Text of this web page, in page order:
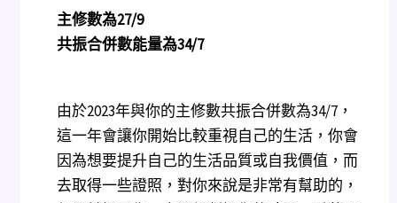
主修數為27/9
共振合併數能量為34/7
由於2023年與你的主修數共振合併數為34/7，
這一年會讓你開始比較重視自己的生活，你會
因為想要提升自己的生活品質或自我價值，而
去取得一些證照，對你來說是非常有幫助的，